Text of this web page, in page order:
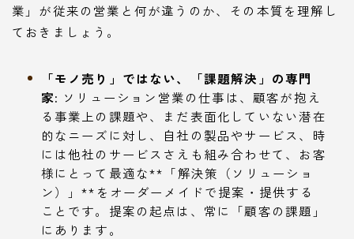
業」が従来の営業と何が違うのか、その本質を理解し
ておきましょう。
「モノ売り」ではない、「課題解決」の専門
家: ソリューション営業の仕事は、顧客が抱え
る事業上の課題や、まだ表面化していない潜在
的なニーズに対し、自社の製品やサービス、時
には他社のサービスさえも組み合わせて、お客
様にとって最適な**「解決策（ソリューショ
ン）」**をオーダーメイドで提案・提供する
ことです。提案の起点は、常に「顧客の課題」
にあります。